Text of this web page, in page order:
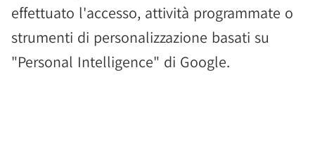
effettuato l'accesso, attività programmate o
strumenti di personalizzazione basati su
"Personal Intelligence" di Google.